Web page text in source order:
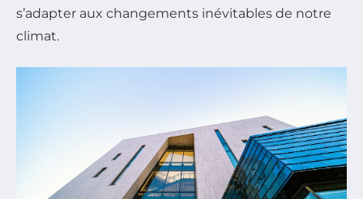
s’adapter aux changements inévitables de notre
climat.